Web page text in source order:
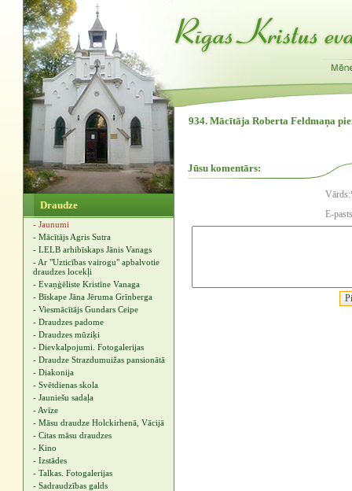
Draudze
- Jaunumi
- Mācītājs Agris Sutra
- LELB arhibīskaps Jānis Vanags
- Ar "Uzticības vairogu" apbalvotie
draudzes locekļi
- Evaņģēliste Kristīne Vanaga
- Bīskape Jāna Jēruma Grīnberga
- Viesmācītājs Gundars Ceipe
- Draudzes padome
- Draudzes mūziķi
- Dievkalpojumi. Fotogalerijas
- Draudze Strazdumuižas pansionātā
- Diakonija
- Svētdienas skola
- Jauniešu sadaļa
- Avīze
- Māsu draudze Holckirhenā, Vācijā
- Citas māsu draudzes
- Kino
- Izstādes
- Talkas. Fotogalerijas
- Sadraudzības galds
934. Mācītāja Roberta Feldmaņa
Jūsu komentārs:
Vārds:
E-